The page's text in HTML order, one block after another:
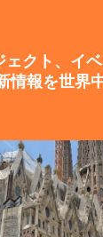
ェクト、イ
情報を世界